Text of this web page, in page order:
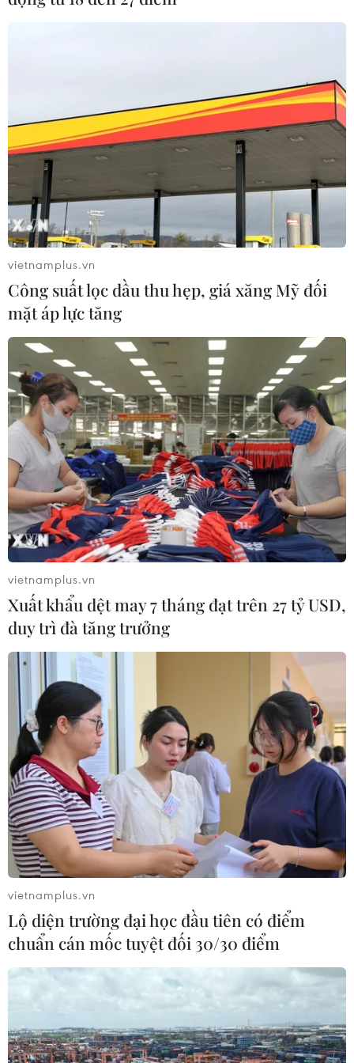
Xe Lexus lao vào đám tang làm 2 người
chết, nhiều người bị thương
11/04/2019 09:08
Xe ôtô 7 chỗ đã lao thẳng vào đội dịch vụ lễ tang đang
chuẩn bị đưa quan tài một cụ ông vừa mất đi an táng,
làm ít nhất 2 người chết, nhiều người bị thương nặng.
Hiện trường vụ xe Lexus lao vào
đám tang làm 11 người thương vong
11/04/2019 09:18
Xe ôtô 7 chỗ đã lao thẳng vào đội dịch vụ lễ tang đang
chuẩn bị đưa quan tài một cụ ông vừa mất đi an táng,
làm ít nhất 2 người chết, nhiều người bị thương nặng.
vietnamplus.vn
Công suất lọc dầu thu hẹp, giá xăng Mỹ đối
mặt áp lực tăng
vietnamplus.vn
Xuất khẩu dệt may 7 tháng đạt trên 27 tỷ USD,
duy trì đà tăng trưởng
vietnamplus.vn
Lộ diện trường đại học đầu tiên có điểm
chuẩn cán mốc tuyệt đối 30/30 điểm